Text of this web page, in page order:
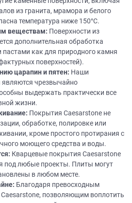
из гранита, мрамора и белого
температура ниже 150°C.
веществам: Поверхности из
дополнительная обработка
как для природного камня
поверхностей).
царапин и пятен: Наши
чрезвычайно
выдержать практически все
жизни.
Покрытия Caesarstone не
обработке, полировке или
кроме простого протирания с
моющего средства и воды.
Кварцевые покрытия Caesarstone
под любые проекты. Плиты могут
в любом месте.
: Благодаря превосходным
позволяющим воплотить